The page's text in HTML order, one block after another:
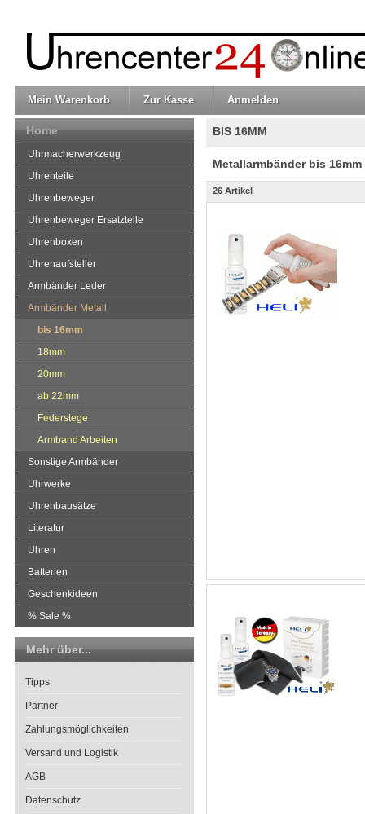
Mein Warenkorb Zur Kasse Anmelden
BIS 16MM
Metallarmbänder bis 16mm
26 Artikel
Home
Uhrmacherwerkzeug
Uhrenteile
Uhrenbeweger
Uhrenbeweger Ersatzteile
Uhrenboxen
Uhrenaufsteller
Armbänder Leder
Armbänder Metall
bis 16mm
18mm
20mm
ab 22mm
Federstege
Armband Arbeiten
Sonstige Armbänder
Uhrwerke
Uhrenbausätze
Literatur
Uhren
Batterien
Geschenkideen
% Sale %
Mehr über...
Tipps
Partner
Zahlungsmöglichkeiten
Versand und Logistik
AGB
Datenschutz